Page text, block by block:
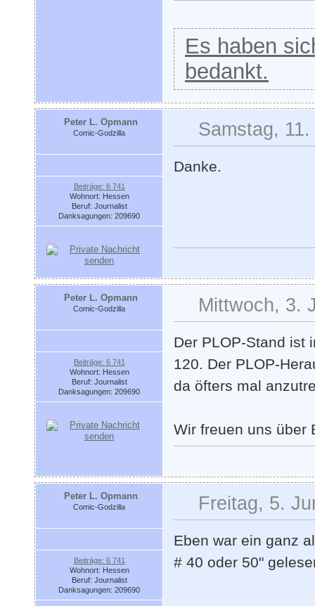
Es haben
bedankt.
Peter L. Opmann
Comic-Godzilla
Beiträge: 6 741
Wohnort: Hessen
Beruf: Journalist
Danksagungen: 209690
Samstag,
Danke.
Peter L. Opmann
Comic-Godzilla
Beiträge: 6 741
Wohnort: Hessen
Beruf: Journalist
Danksagungen: 209690
Mittwoch, 3.
Der PLOP-Stand ist
120. Der PLOP-
da öfters mal
Wir freuen uns über
Peter L. Opmann
Comic-Godzilla
Beiträge: 6 741
Wohnort: Hessen
Beruf: Journalist
Danksagungen: 209690
Freitag, 5.
Eben war ein ganz
# 40 oder 50"